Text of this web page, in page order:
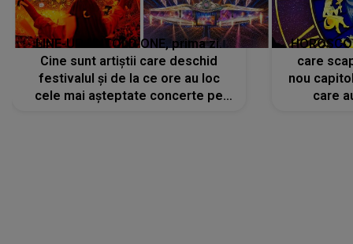
LINE-UP UNTOLD ONE, prima zi.
Cine sunt artiștii care deschid
festivalul și de la ce ore au loc
cele mai așteptate concerte pe
care
nou
care